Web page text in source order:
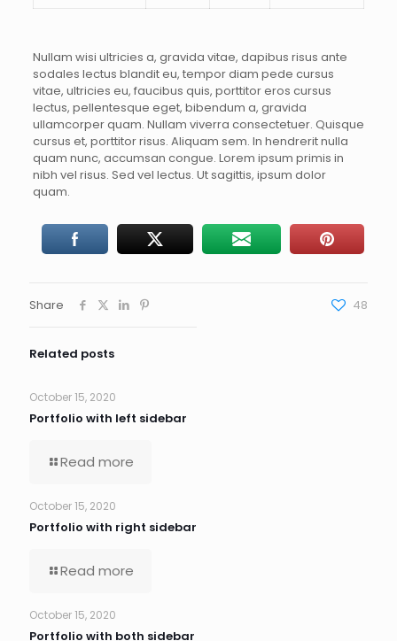
Nullam wisi ultricies a, gravida vitae, dapibus risus ante
sodales lectus blandit eu, tempor diam pede cursus
vitae, ultricies eu, faucibus quis, porttitor eros cursus
lectus, pellentesque eget, bibendum a, gravida
ullamcorper quam. Nullam viverra consectetuer. Quisque
cursus et, porttitor risus. Aliquam sem. In hendrerit nulla
quam nunc, accumsan congue. Lorem ipsum primis in
nibh vel risus. Sed vel lectus. Ut sagittis, ipsum dolor
quam.
Share 48
Related posts
October 15, 2020
Portfolio with left sidebar
Read more
October 15, 2020
Portfolio with right sidebar
Read more
October 15, 2020
Portfolio with both sidebar